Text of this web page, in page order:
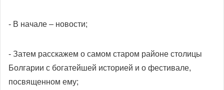
- В начале – новости;
- Затем расскажем о самом старом районе столицы
Болгарии с богатейшей историей и о фестивале,
посвященном ему;